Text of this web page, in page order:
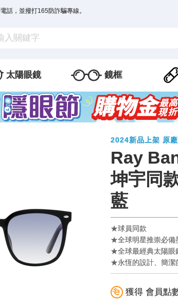
話，並撥打165防詐騙專線。
太陽眼鏡 鏡框
2024新品上架 原
Ray
坤宇同
藍
★球員同款
★全球明星推崇必備
★全球最經典太陽眼
★永恆的設計、簡潔
獲得 會員點